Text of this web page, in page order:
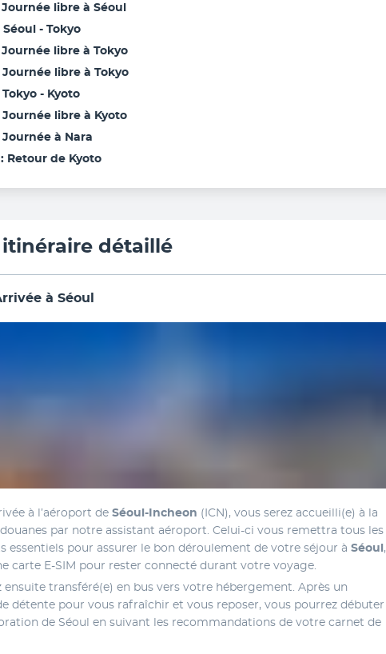
libre à Séoul
- Tokyo
Journée libre à Tokyo
Journée libre à Tokyo
- Kyoto
Journée libre à Kyoto
Journée à Nara
Retour de Kyoto
détaillé
à Séoul
à l’aéroport de Séoul-Incheon (ICN), vous serez accueilli(e) à la
par notre assistant aéroport. Celui-ci vous remettra tous les
essentiels pour assurer le bon déroulement de votre séjour à Séoul ,
carte E-SIM pour rester connecté durant votre voyage.
ensuite transféré(e) en bus vers votre hébergement. Après un
détente pour vous rafraîchir et vous reposer, vous pourrez débuter
de Séoul en suivant les recommandations de votre carnet de